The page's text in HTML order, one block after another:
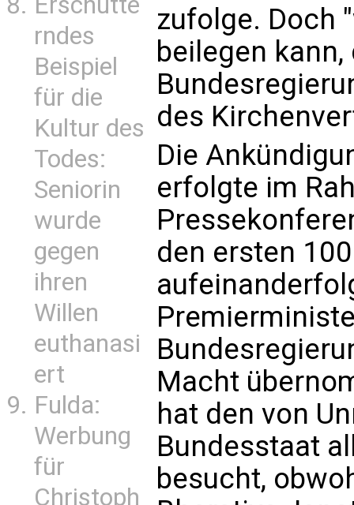
rndes
Beispiel
für die
Kultur des
Todes:
Seniorin
wurde
gegen
ihren
Willen
euthanasi
ert
Fulda:
Werbung
für
Christoph
zufolge. Doch
beilegen
des
Die
erfolgte im
den ersten
Macht
hat den von
Bundesstaat
besucht,